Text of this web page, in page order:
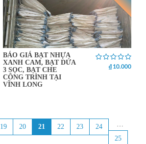
BÁO GIÁ BẠT NHỰA
XANH CAM, BẠT DỨA
3 SỌC, BẠT CHE
CÔNG TRÌNH TẠI
VĨNH LONG
₫ 10.000
…
19 20 21 22 23
24
25